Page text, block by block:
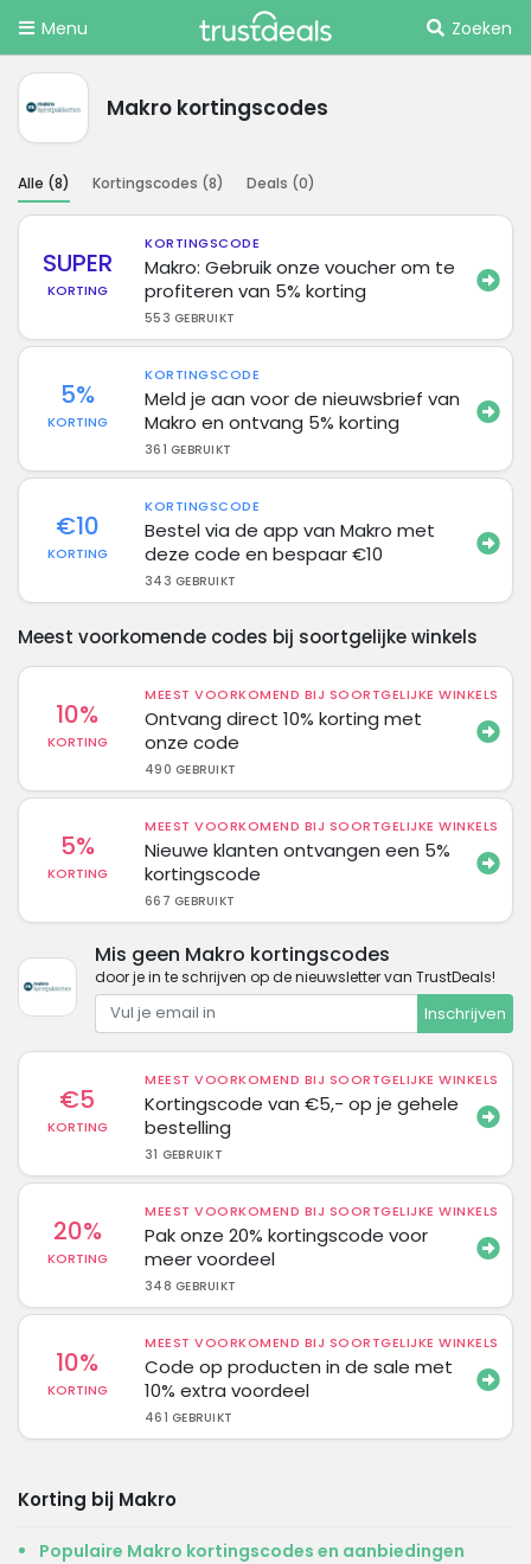
Menu Zoeken
Makro kortingscodes
Alle (8) Kortingscodes (8) Deals (0)
SUPER
KORTING
KORTINGSCODE
Makro: Gebruik onze voucher om te
profiteren van 5% korting
553 GEBRUIKT
5%
KORTING
KORTINGSCODE
Meld je aan voor de nieuwsbrief van
Makro en ontvang 5% korting
361 GEBRUIKT
€10
KORTING
KORTINGSCODE
Bestel via de app van Makro met
deze code en bespaar €10
343 GEBRUIKT
Meest voorkomende codes bij soortgelijke winkels
10%
KORTING
MEEST VOORKOMEND BIJ SOORTGELIJKE WINKELS
Ontvang direct 10% korting met
onze code
490 GEBRUIKT
5%
KORTING
MEEST VOORKOMEND BIJ SOORTGELIJKE WINKELS
Nieuwe klanten ontvangen een 5%
kortingscode
667 GEBRUIKT
Mis geen Makro kortingscodes
door je in te schrijven op de nieuwsletter van TrustDeals!
Inschrijven
€5
KORTING
MEEST VOORKOMEND BIJ SOORTGELIJKE WINKELS
Kortingscode van €5,- op je gehele
bestelling
31 GEBRUIKT
20%
KORTING
MEEST VOORKOMEND BIJ SOORTGELIJKE WINKELS
Pak onze 20% kortingscode voor
meer voordeel
348 GEBRUIKT
10%
KORTING
MEEST VOORKOMEND BIJ SOORTGELIJKE WINKELS
Code op producten in de sale met
10% extra voordeel
461 GEBRUIKT
Korting bij Makro
Populaire Makro kortingscodes en aanbiedingen